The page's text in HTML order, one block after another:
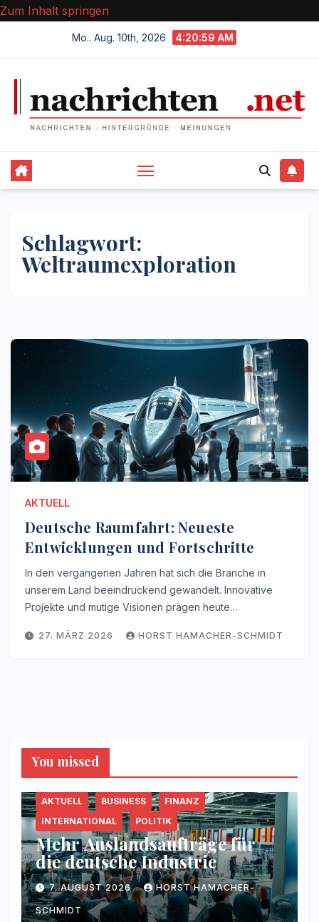
Zum Inhalt springen
Mo.. Aug. 10th, 2026 4:20:59 AM
Schlagwort:
Weltraumexploration
AKTUELL
Deutsche Raumfahrt: Neueste
Entwicklungen und Fortschritte
In den vergangenen Jahren hat sich die Branche in
unserem Land beeindruckend gewandelt. Innovative
Projekte und mutige Visionen prägen heute…
27. MÄRZ 2026 HORST HAMACHER-SCHMIDT
You missed
AKTUELL BUSINESS
FINANZ
INTERNATIONAL
POLITIK
Mehr Auslandsaufträge für
die deutsche Industrie
7. AUGUST 2026 HORST HAMACHER-
SCHMIDT